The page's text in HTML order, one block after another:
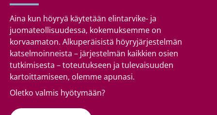
Aina kun höyryä käytetään elintarvike- ja
juomateollisuudessa, kokemuksemme on
korvaamaton. Alkuperäisistä höyryjärjestelmän
katselmoinneista – järjestelmän kaikkien osien
tutkimisesta – toteutukseen ja tulevaisuuden
kartoittamiseen, olemme apunasi.
Oletko valmis hyötymään?